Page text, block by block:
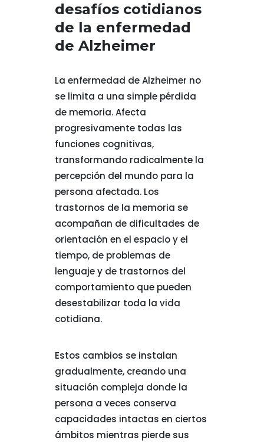
desafíos cotidianos
de la enfermedad
de Alzheimer
La enfermedad de Alzheimer no
se limita a una simple pérdida
de memoria. Afecta
progresivamente todas las
funciones cognitivas,
transformando radicalmente la
percepción del mundo para la
persona afectada. Los
trastornos de la memoria se
acompañan de dificultades de
orientación en el espacio y el
tiempo, de problemas de
lenguaje y de trastornos del
comportamiento que pueden
desestabilizar toda la vida
cotidiana.
Estos cambios se instalan
gradualmente, creando una
situación compleja donde la
persona a veces conserva
capacidades intactas en ciertos
ámbitos mientras pierde sus